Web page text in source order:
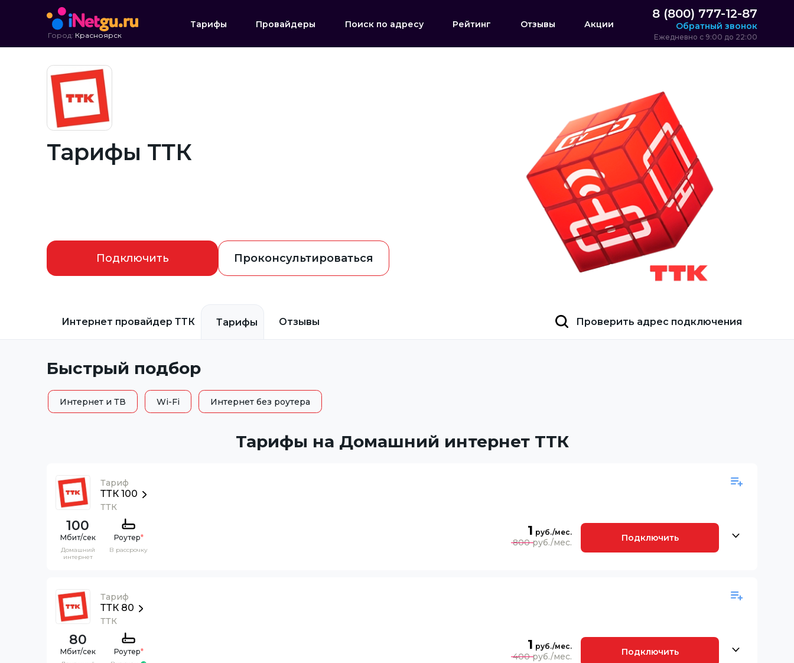
Город: Красноярск
Тарифы Провайдеры Поиск по адресу Рейтинг Отзывы Акции
8 (800) 777-12-87
Обратный звонок
Ежедневно с 9:00 до 22:00
Тарифы ТТК
Подключить Проконсультироваться
Интернет провайдер ТТК Тарифы Отзывы Проверить адрес подключения
Быстрый подбор
Интернет и ТВ Wi-Fi Интернет без роутера
Тарифы на Домашний интернет ТТК
Тариф
ТТК 100
ТТК
100
Домашний
интернет
Роутер*
В рассрочку
1
800 Подключить
Тариф
ТТК 80
ТТК
80
Роутер* 1
400 Подключить